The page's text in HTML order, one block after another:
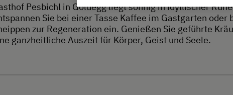
Pesbichl in Goldegg liegt sonnig in idyllischer
Sie bei einer Tasse Kaffee im Gastgarten
zur Regeneration ein. Genießen Sie geführte
ganzheitliche Auszeit für Körper, Geist und Seele.